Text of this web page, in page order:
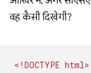
वह कैसी दिखेगी?
<!DOCTYPE html>